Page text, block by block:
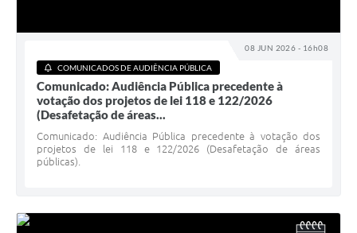
08 JUN 2026 - 16h08
COMUNICADOS DE AUDIÊNCIA PÚBLICA
Comunicado: Audiência Pública precedente à
votação dos projetos de lei 118 e 122/2026
(Desafetação de áreas...
Comunicado: Audiência Pública precedente à votação dos
projetos de lei 118 e 122/2026 (Desafetação de áreas
públicas).